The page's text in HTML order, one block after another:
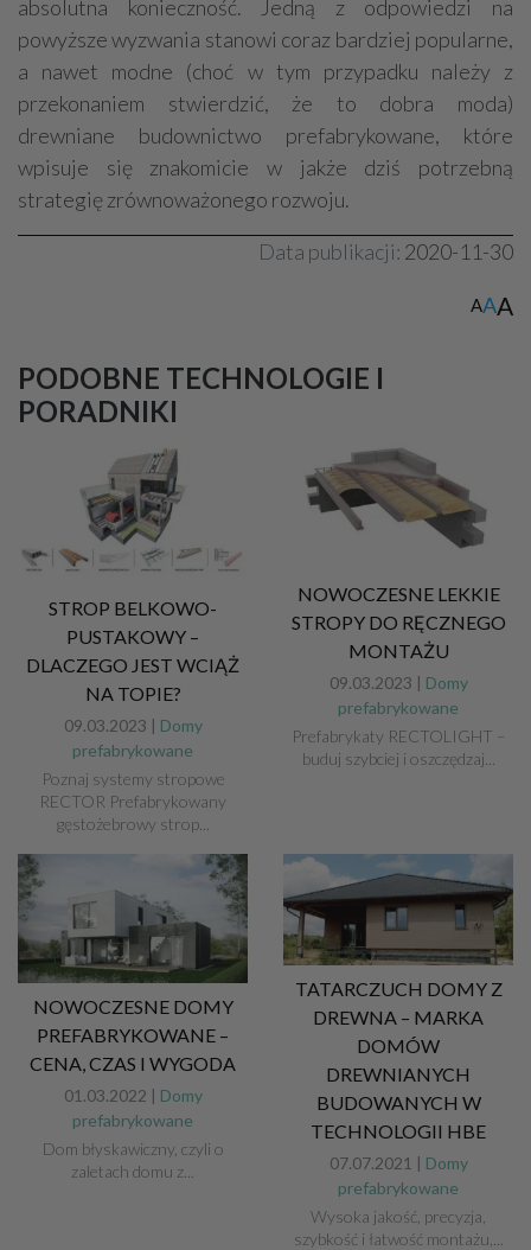
absolutna konieczność. Jedną z odpowiedzi na
powyższe wyzwania stanowi coraz bardziej popularne,
a nawet modne (choć w tym przypadku należy z
przekonaniem stwierdzić, że to dobra moda)
drewniane budownictwo prefabrykowane, które
wpisuje się znakomicie w jakże dziś potrzebną
strategię zrównoważonego rozwoju.
Data publikacji: 2020-11-30
AAA
PODOBNE TECHNOLOGIE I
PORADNIKI
STROP BELKOWO-
PUSTAKOWY –
DLACZEGO JEST WCIĄŻ
NA TOPIE?
09.03.2023 | Domy
prefabrykowane
Poznaj systemy stropowe
RECTOR Prefabrykowany
gęstożebrowy strop...
NOWOCZESNE LEKKIE
STROPY DO RĘCZNEGO
MONTAŻU
09.03.2023 | Domy
prefabrykowane
Prefabrykaty RECTOLIGHT –
buduj szybciej i oszczędzaj...
NOWOCZESNE DOMY
PREFABRYKOWANE –
CENA, CZAS I WYGODA
01.03.2022 | Domy
prefabrykowane
Dom błyskawiczny, czyli o
zaletach domu z...
TATARCZUCH DOMY Z
DREWNA – MARKA
DOMÓW
DREWNIANYCH
BUDOWANYCH W
TECHNOLOGII HBE
07.07.2021 | Domy
prefabrykowane
Wysoka jakość, precyzja,
szybkość i łatwość montażu,...